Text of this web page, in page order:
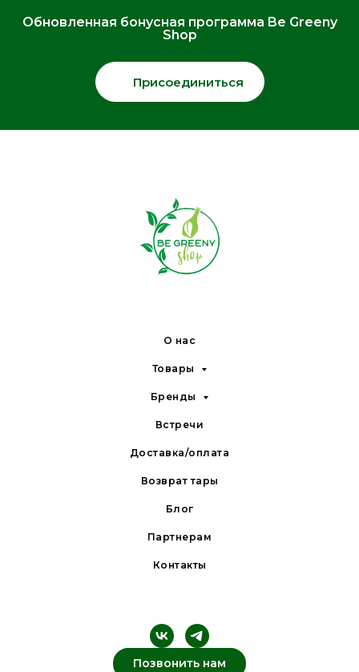
Обновленная бонусная программа Be Greeny
Shop
Присоединиться
О нас
Товары
Бренды
Встречи
Доставка/оплата
Возврат тары
Блог
Партнерам
Контакты
Позвонить нам